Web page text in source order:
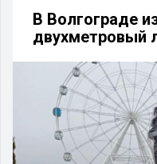
В Волгограде
двухметровый